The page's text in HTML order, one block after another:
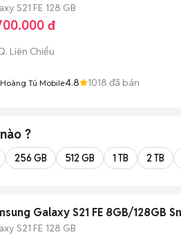
S21 FE 128 GB
đ
Liên Chiểu
Hoàng Tú Mobile4.8 1018 đã bán
nào ?
256 GB 512 GB 1 TB 2 TB
Galaxy S21 FE 8GB/128GB
S21 FE 128 GB